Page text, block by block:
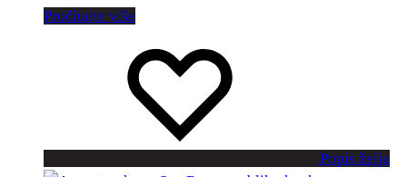
Pročitajte više
Popis želja